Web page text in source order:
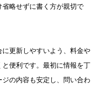
略せずに書く方が親切で
更新しやすいよう、料金や
便利です。最初に情報を丁
の内容も安定し、問い合わ